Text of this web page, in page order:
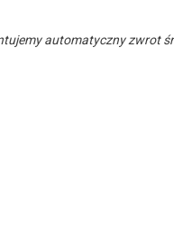
automatyczny zwrot